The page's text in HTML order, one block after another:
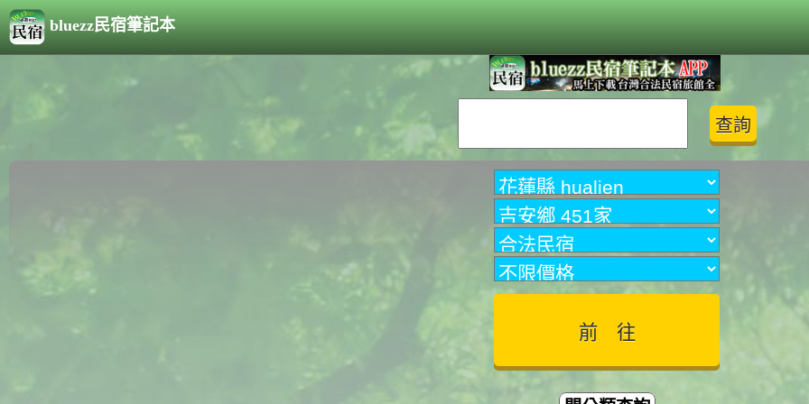
bluezz民宿筆記本